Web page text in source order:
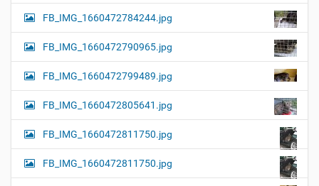
FB_IMG_1660472784244.jpg
FB_IMG_1660472790965.jpg
FB_IMG_1660472799489.jpg
FB_IMG_1660472805641.jpg
FB_IMG_1660472811750.jpg
FB_IMG_1660472811750.jpg